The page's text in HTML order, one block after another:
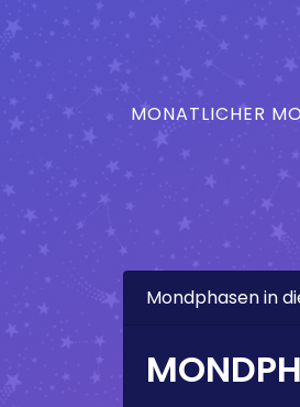
MONATLICHER
Mondphasen in